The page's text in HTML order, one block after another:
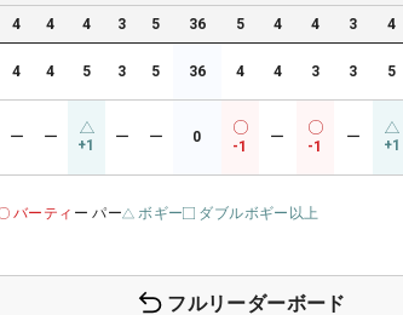
4 4 4 3 5 36 5 4 4 3 4
4 4 5 3 5 36 4 4 3 3 5
ー ー +1 ー ー 0
-1
ー
-1
ー +1
バーティ ー パー ボギー ダブルボギー以上
フルリーダーボード